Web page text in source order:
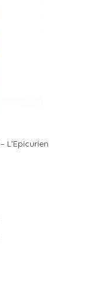
L’Epicurien